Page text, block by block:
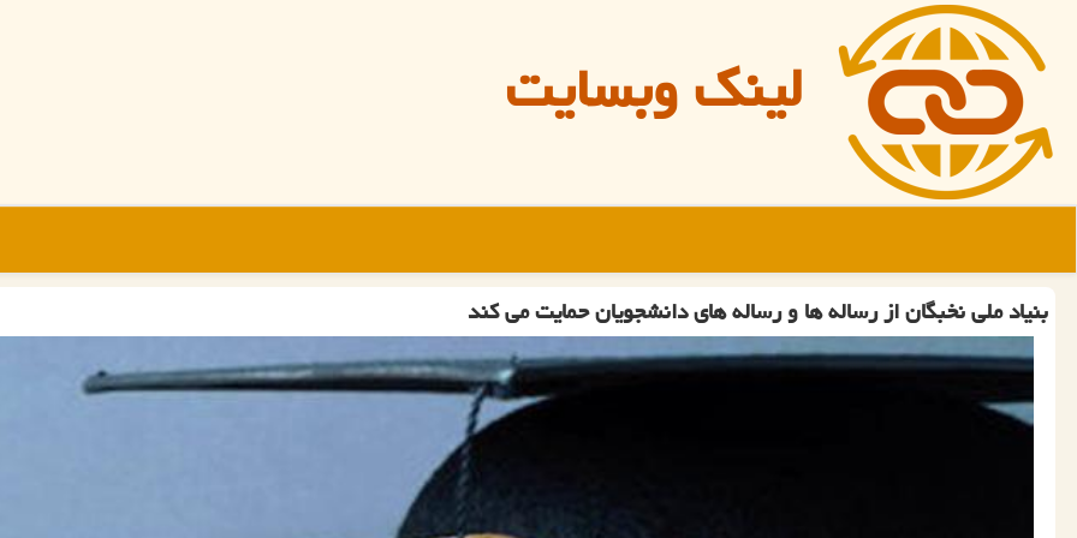
لینک وبسایت
بنیاد ملی نخبگان از رساله ها و رساله های دانشجویان حمایت می کند